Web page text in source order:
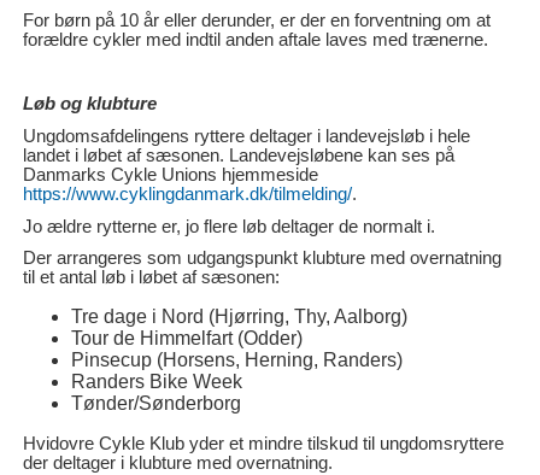
For børn på 10 år eller derunder, er der en forventning om at
forældre cykler med indtil anden aftale laves med trænerne.
Løb og klubture
Ungdomsafdelingens ryttere deltager i landevejsløb i hele
landet i løbet af sæsonen. Landevejsløbene kan ses på
Danmarks Cykle Unions hjemmeside
https://www.cyklingdanmark.dk/tilmelding/.
Jo ældre rytterne er, jo flere løb deltager de normalt i.
Der arrangeres som udgangspunkt klubture med overnatning
til et antal løb i løbet af sæsonen:
Tre dage i Nord (Hjørring, Thy, Aalborg)
Tour de Himmelfart (Odder)
Pinsecup (Horsens, Herning, Randers)
Randers Bike Week
Tønder/Sønderborg
Hvidovre Cykle Klub yder et mindre tilskud til ungdomsryttere
der deltager i klubture med overnatning.